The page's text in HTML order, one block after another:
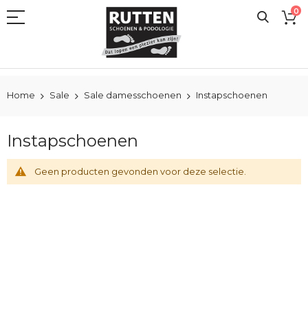
naar
0
Home Sale Sale damesschoenen Instapschoenen
Instapschoenen
Geen producten gevonden voor deze selectie.